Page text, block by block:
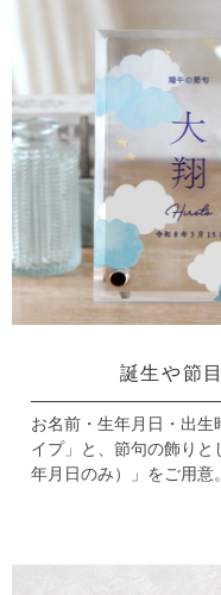
誕生や節
お名前・生年月日・出生
イプ」と、 節句の飾りと
年月日のみ）」をご用意。